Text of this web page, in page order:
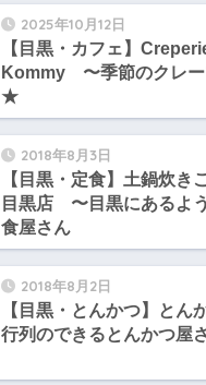
2025年10月12日
【目黒・カフェ】
Kommy 〜季節のクレー
★
2018年8月3日
【目黒・定食】土鍋炊き
目黒店 〜目黒にあるよ
食屋さん
2018年8月2日
【目黒・とんかつ】と
行列のできるとんかつ屋